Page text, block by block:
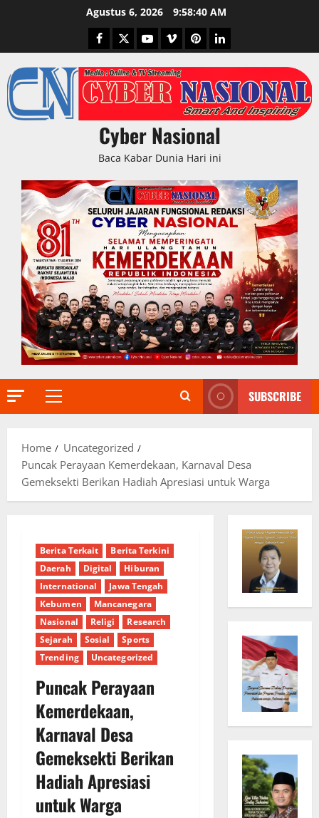
Agustus 6, 2026 9:58:42 AM
Facebook
TwitterYoutubeVimeoPinterestLinkedIn
Cyber Nasional
Baca Kabar Dunia Hari ini
Primary
SUBSCRIBE
Home
Uncategorized
Puncak Perayaan Kemerdekaan, Karnaval Desa
Gemeksekti Berikan Hadiah Apresiasi untuk Warga
Berita Terkait
Berita Terkini
Daerah
Digital
Hiburan
International
Jawa Tengah
Kebumen
Mancanegara
Nasional
Religi
Research
Sejarah
Sosial
Sports
Trending
Uncategorized
Puncak Perayaan
Kemerdekaan,
Karnaval Desa
Gemeksekti Berikan
Hadiah Apresiasi
untuk Warga